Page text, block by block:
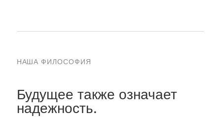
НАША ФИЛОСОФИЯ
Будущее также означает
надежность.